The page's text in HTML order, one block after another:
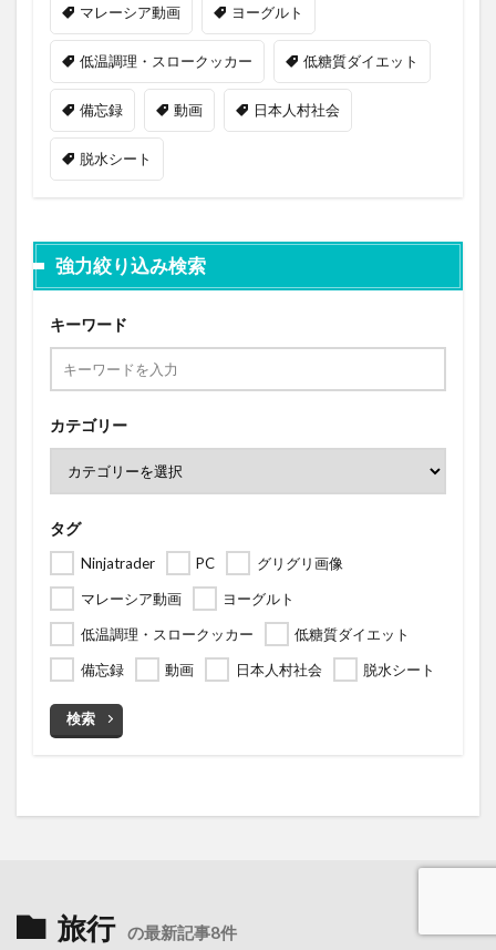
マレーシア動画 ヨーグルト
低温調理・スロークッカー 低糖質ダイエット
備忘録 動画 日本人村社会
脱水シート
強力絞り込み検索
キーワード
カテゴリー
タグ
Ninjatrader PC
グリグリ画像
マレーシア動画
ヨーグルト
低温調理・スロークッカー
低糖質ダイエット
備忘録
動画 日本人村社会 脱水シート
検索
旅行 の最新記事8件